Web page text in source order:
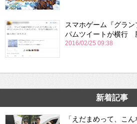
スマホゲーム『グラ
パムツイートが横行
2016/02/25 09:38
新着記事
「えだまめって、こ